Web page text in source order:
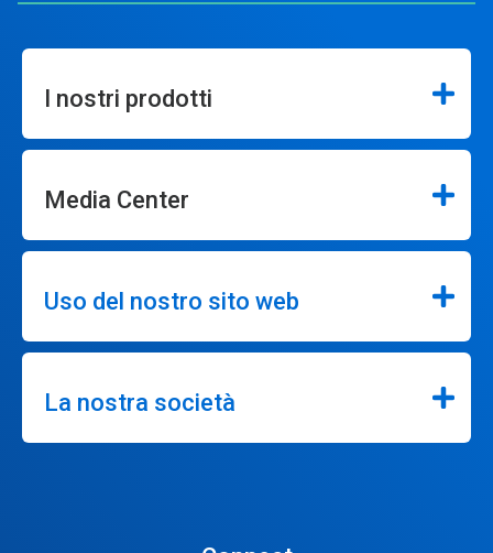
I nostri prodotti
Media Center
Uso del nostro sito web
La nostra società